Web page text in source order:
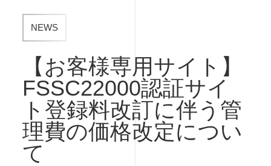
NEWS
【お客様専用サイト】
FSSC22000認証サイ
ト登録料改訂に伴う管
理費の価格改定につい
て